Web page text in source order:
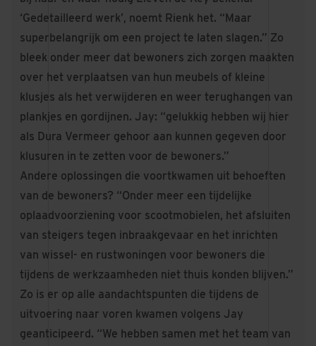
‘Gedetailleerd werk’, noemt Rienk het. “Maar
superbelangrijk om een project te laten slagen.” Zo
bleek onder meer dat bewoners zich zorgen maakten
over het verplaatsen van hun meubels of kleine
klusjes als het verwijderen en weer terughangen van
plankjes en gordijnen. Jay: “gelukkig hebben wij hier
als Dura Vermeer gehoor aan kunnen gegeven door
klusuren in te zetten voor de bewoners.”
Andere oplossingen die voortkwamen uit behoeften
van de bewoners? “Onder meer een tijdelijke
oplaadvoorziening voor scootmobielen, het afsluiten
van steigers tegen inbraakgevaar en het inrichten
van wissel- en rustwoningen voor bewoners die
tijdens de werkzaamheden niet thuis konden blijven.”
Zo is er op alle aandachtspunten die tijdens de
uitvoering naar voren kwamen volgens Jay
geanticipeerd. “We hebben samen met het team van